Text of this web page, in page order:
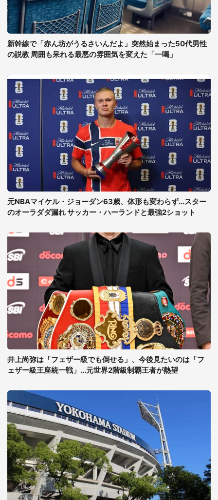
新幹線で「赤ん坊がうるさいんだよ」突然始まった50代男性
の説教 周囲も呆れる最悪の雰囲気を変えた「一喝」
元NBAマイケル・ジョーダン63歳、体形も変わらず...スター
のオーラダダ漏れ サッカー・ハーランドと最強2ショット
井上尚弥は「フェザー級でも倒せる」、今後見たいのは「フ
ェザー級王座統一戦」...元世界2階級制覇王者が熱望